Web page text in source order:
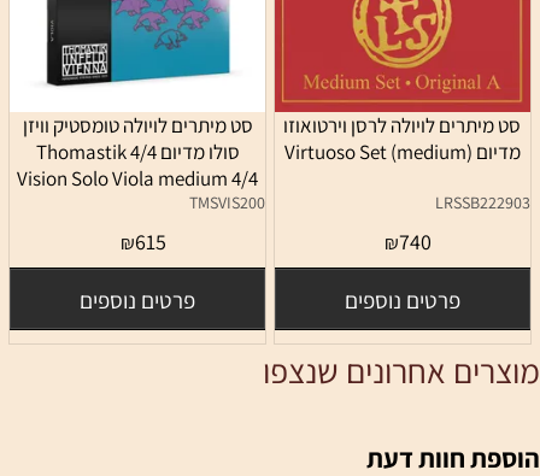
סט מיתרים לויולה לרסן וירטואוזו
מדיום Virtuoso Set (medium)
LRSSB222903
₪740
פרטים נוספים
סט מיתרים לויולה טומסטיק וויזן
סולו מדיום 4/4 Thomastik
Vision Solo Viola medium 4/4
TMSVIS200
₪615
פרטים נוספים
מוצרים אחרונים שנצפו
הוספת חוות דעת